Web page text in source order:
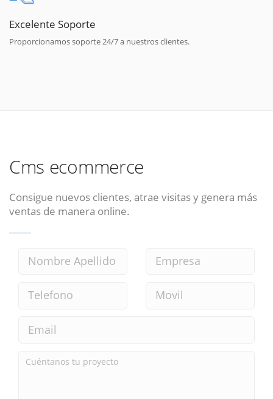
Excelente Soporte
Proporcionamos soporte 24/7 a nuestros clientes.
Cms ecommerce
Consigue nuevos clientes, atrae visitas y genera más
ventas de manera online.